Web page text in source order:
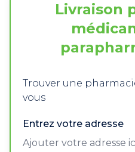
Livraison
Trouver une
vous
Entrez votre adresse